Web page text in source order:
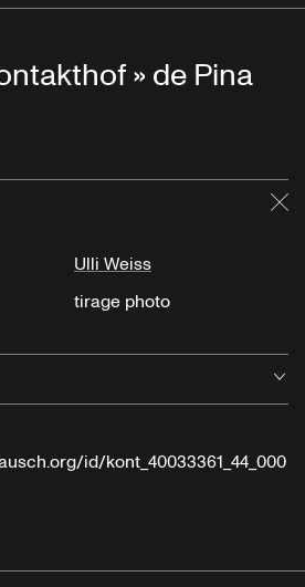
» de Pina
Ulli Weiss
tirage photo
id/kont_40033361_44_000